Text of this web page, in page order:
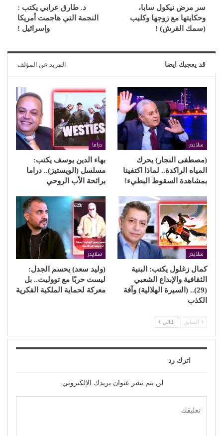
سر مرض نيكول سابا،
وحكايتها مع زوجها وكليب
(سمك القرش) !
د. طارق عرابي يكتب :
النجمة التي هاجمت أمريكا
وإسرائيل !
قد يعجبك ايضا المزيد عن المؤلف
سلايدر
(مصطفى النجار) يحرك
المياه الراكدة.. لماذا اكتفينا
بمشاهدة السقوط البطيء!
دراما
بهاء الدين يوسف يكتب:
مسلسل (الويستيز).. دراما
برائحة الأب الروحي
سلايدر
كمال زغلول يكتب: البنية
الثقافية والإبداع الشعبي
(29).. (السيرة الهلالية) وآفة
الكذب
سلايدر
(وليد سعد) يحسم الجدل:
ليست حربًا مع تووليت.. بل
معركة لحماية الملكية الفكرية
السابق التالي
اترك رد
لن يتم نشر عنوان بريدك الإلكتروني.